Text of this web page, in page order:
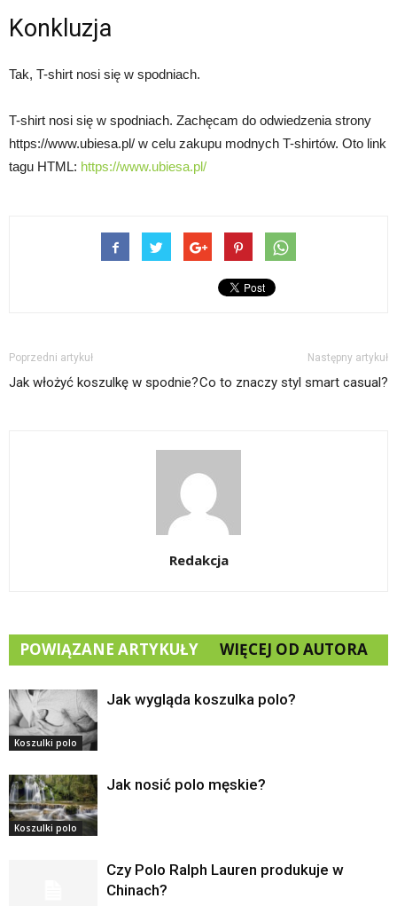
Konkluzja
Tak, T-shirt nosi się w spodniach.
T-shirt nosi się w spodniach. Zachęcam do odwiedzenia strony
https://www.ubiesa.pl/ w celu zakupu modnych T-shirtów. Oto link
tagu HTML: https://www.ubiesa.pl/
Poprzedni artykuł
Jak włożyć koszulkę w spodnie?
Następny artykuł
Co to znaczy styl smart casual?
Redakcja
POWIĄZANE ARTYKUŁY WIĘCEJ OD AUTORA
Koszulki polo
Jak wygląda koszulka polo?
Koszulki polo
Jak nosić polo męskie?
Czy Polo Ralph Lauren produkuje w
Chinach?